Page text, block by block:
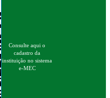
Consulte aqui o
cadastro da
instituição no sistema
e-MEC